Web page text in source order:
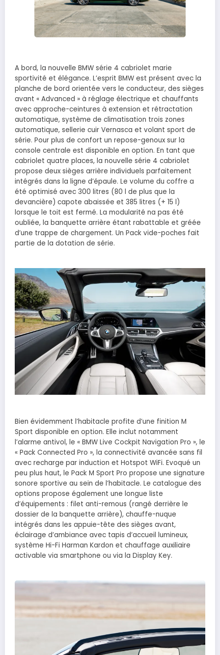
A bord, la nouvelle BMW série 4 cabriolet marie
sportivité et élégance. L’esprit BMW est présent avec la
planche de bord orientée vers le conducteur, des sièges
avant « Advanced » à réglage électrique et chauffants
avec approche-ceintures à extension et rétractation
automatique, système de climatisation trois zones
automatique, sellerie cuir Vernasca et volant sport de
série. Pour plus de confort un repose-genoux sur la
console centrale est disponible en option. En tant que
cabriolet quatre places, la nouvelle série 4 cabriolet
propose deux sièges arrière individuels parfaitement
intégrés dans la ligne d’épaule. Le volume du coffre a
été optimisé avec 300 litres (80 l de plus que la
devancière) capote abaissée et 385 litres (+ 15 l)
lorsque le toit est fermé. La modularité na pas été
oubliée, la banquette arrière étant rabattable et gréée
d’une trappe de chargement. Un Pack vide-poches fait
partie de la dotation de série.
Bien évidemment l’habitacle profite d’une finition M
Sport disponible en option. Elle inclut notamment
l’alarme antivol, le « BMW Live Cockpit Navigation Pro », le
« Pack Connected Pro », la connectivité avancée sans fil
avec recharge par induction et Hotspot WiFi. Evoqué un
peu plus haut, le Pack M Sport Pro propose une signature
sonore sportive au sein de l’habitacle. Le catalogue des
options propose également une longue liste
d’équipements : filet anti-remous (rangé derrière le
dossier de la banquette arrière), chauffe-nuque
intégrés dans les appuie-tête des sièges avant,
éclairage d’ambiance avec tapis d’accueil lumineux,
système Hi-Fi Harman Kardon et chauffage auxiliaire
activable via smartphone ou via la Display Key.